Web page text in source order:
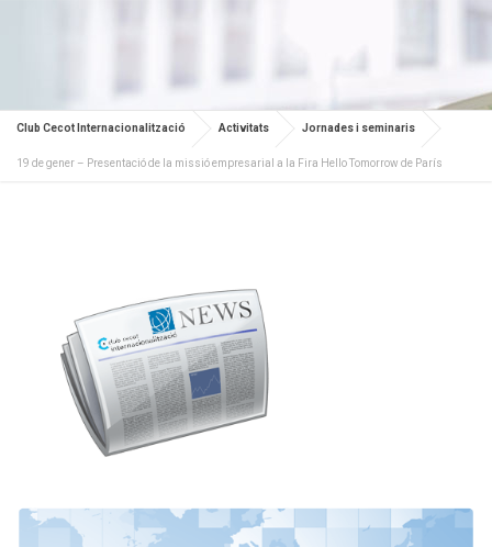
Club Cecot Internacionalització Activitats Jornades i seminaris
19 de gener – Presentació de la missió empresarial a la Fira Hello Tomorrow de París